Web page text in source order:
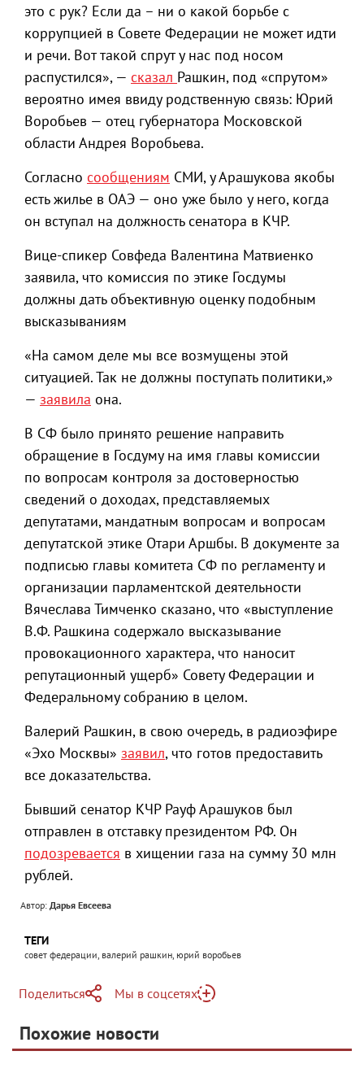
это с рук? Если да – ни о какой борьбе с
коррупцией в Совете Федерации не может идти
и речи. Вот такой спрут у нас под носом
распустился», — сказал Рашкин, под «спрутом»
вероятно имея ввиду родственную связь: Юрий
Воробьев — отец губернатора Московской
области Андрея Воробьева.
Согласно сообщениям СМИ, у Арашукова якобы
есть жилье в ОАЭ — оно уже было у него, когда
он вступал на должность сенатора в КЧР.
Вице-спикер Совфеда Валентина Матвиенко
заявила, что комиссия по этике Госдумы
должны дать объективную оценку подобным
высказываниям
«На самом деле мы все возмущены этой
ситуацией. Так не должны поступать политики,»
— заявила она.
В СФ было принято решение направить
обращение в Госдуму на имя главы комиссии
по вопросам контроля за достоверностью
сведений о доходах, представляемых
депутатами, мандатным вопросам и вопросам
депутатской этике Отари Аршбы. В документе за
подписью главы комитета СФ по регламенту и
организации парламентской деятельности
Вячеслава Тимченко сказано, что «выступление
В.Ф. Рашкина содержало высказывание
провокационного характера, что наносит
репутационный ущерб» Совету Федерации и
Федеральному собранию в целом.
Валерий Рашкин, в свою очередь, в радиоэфире
«Эхо Москвы» заявил, что готов предоставить
все доказательства.
Бывший сенатор КЧР Рауф Арашуков был
отправлен в отставку президентом РФ. Он
подозревается в хищении газа на сумму 30 млн
рублей.
Автор: Дарья Евсеева
ТЕГИ
совет федерации, валерий рашкин, юрий воробьев
Поделиться
Telegram
Мы в соцсетях
Яндекс Дзен
Похожие новости